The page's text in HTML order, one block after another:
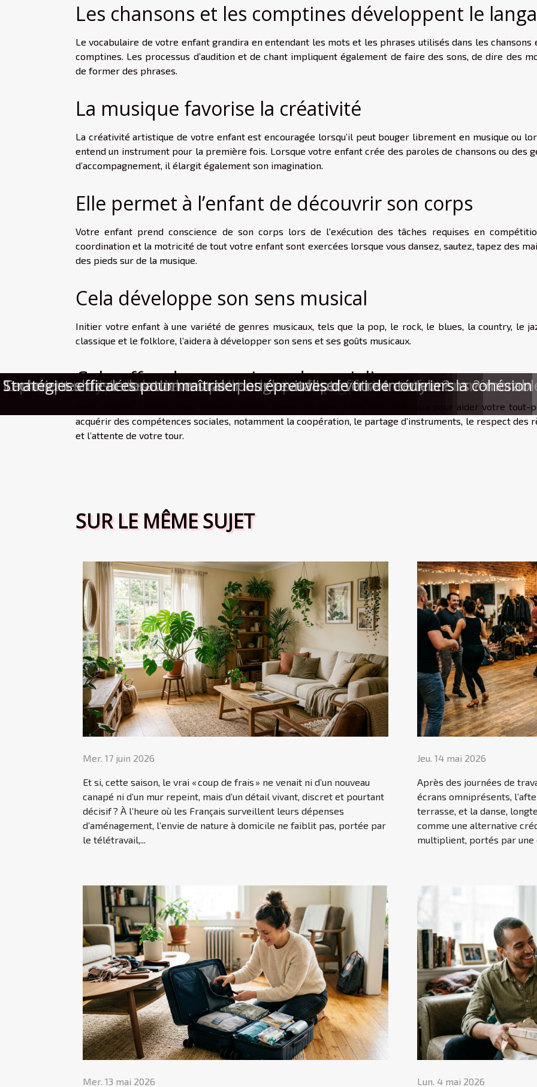
Les chansons et les comptines développent le
Le vocabulaire de votre enfant grandira en entendant les mots et les phrases utilisés dans les chansons
comptines. Les processus d’audition et de chant impliquent également de faire des sons, de dire des
de former des phrases.
La musique favorise la créativité
La créativité artistique de votre enfant est encouragée lorsqu’il peut bouger librement en musique ou
entend un instrument pour la première fois. Lorsque votre enfant crée des paroles de chansons ou des
d’accompagnement, il élargit également son imagination.
Elle permet à l’enfant de découvrir son corps
Votre enfant prend conscience de son corps lors de l'exécution des tâches requises en
coordination et la motricité de tout votre enfant sont exercées lorsque vous dansez, sautez, tapez des
des pieds sur de la musique.
Cela développe son sens musical
Initier votre enfant à une variété de genres musicaux, tels que la pop, le rock, le blues, la country, le
classique et le folklore, l’aidera à développer son sens et ses goûts musicaux.
Cela offre des occasions de socialiser
Avec d’autres enfants, vous pouvez chanter, danser et jouer à des jeux musicaux pour aider votre tout-
acquérir des compétences sociales, notamment la coopération, le partage d’instruments, le respect des
et l’attente de votre tour.
SUR LE MÊME SUJET
Pourquoi votre intérieur mérite une touche naturelle inattendue cette saison
Mer. 17 juin 2026
Et si, cette saison, le vrai « coup de frais » ne venait ni d’un nouveau
canapé ni d’un mur repeint, mais d’un détail vivant, discret et pourtant
décisif ? À l’heure où les Français surveillent leurs dépenses
d’aménagement, l’envie de nature à domicile ne faiblit pas, portée par
le télétravail,...
Cours du soir : quand la danse devient le meilleur afterwork
Jeu. 14 mai 2026
Après des journées de
écrans omniprésents,
terrasse, et la danse,
comme une alternative
multiplient, portés par une
Voyages improvisés : l’art d’anticiper grâce à la bonne valise
Mer. 13 mai 2026
Émotion et surprise : l’alliance secrète pour une expérience cadeau
Lun. 4 mai 2026
Comment choisir le meilleur service de débouchage de canalisations ?
Comment un jeu d'évasion sur le thème des super-héros renforce la cohésion
Exploration des tendances actuelles des parfums féminins
Comment choisir des stickers pour ongles adaptés à votre style ?
Techniques de décoration murale pour revitaliser votre intérieur
Stratégies efficaces pour maîtriser les épreuves de tri de courriers